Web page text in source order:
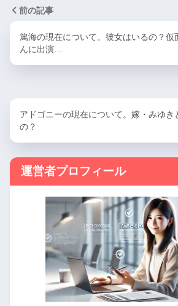
前の記事
篤海の現在について。彼女はいるの？仮
んに出演…
アドゴニーの現在について。嫁・みゆき
の？
運営者プロフィール